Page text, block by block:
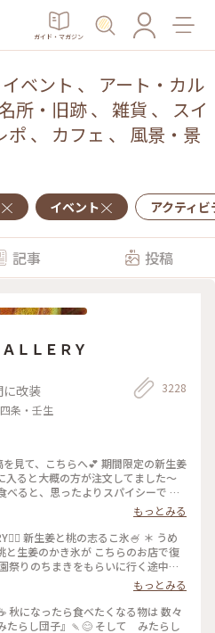
ガイド・マガジン
イベント 、 アート・カル
所・旧跡、 雑貨 、 スイ
ポ 、 カフェ 、 風景・景
イベント アクティ
記事 投稿
ＬＬＥＲＹ
改装
条・壬生
3228
見て、こちらへ💕 期間限定の新生姜
入ると大概の方が注文してました〜
べると、思ったよりスパイシーで 生
がります🥰 氷で生姜…はじめて…！
ると下には、こし餡！ だから、し
時は、何でだろうと思ったけど、な
、山鉾巡りなので、あっという間に
べるかき氷🍧、魅力的ですよね✨✨
もっとみる
新生姜と桃の志るこ氷🍧 ＊ うめ
と生姜のかき氷が こちらのお店で復
祭りのちまきをもらいに行く途中に
？と 考えながら前を通ったら桃氷
ーできませんでした😆 ＊ ぴりりとく
ごいアクセントになって🫚 合間合間
スを いただきます🍑 ちょっと見え
もっとみる
秋になったら食べたくなる物は 数々
たらし団子』🍡😊 そして みたらし